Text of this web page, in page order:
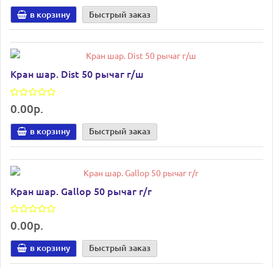
в корзину Быстрый заказ
Кран шар. Dist 50 рычаг г/ш
0.00р.
в корзину Быстрый заказ
Кран шар. Gallop 50 рычаг г/г
0.00р.
в корзину Быстрый заказ